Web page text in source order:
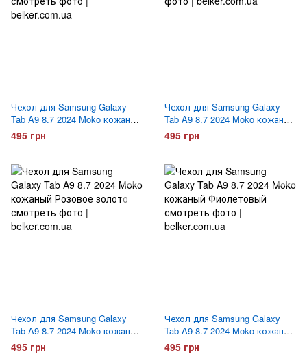
Чехол для Samsung Galaxy
Tab A9 8.7 2024 Moko кожаный
Салатовый
495 грн
Чехол для Samsung Galaxy
Tab A9 8.7 2024 Moko кожаный
Мятный
495 грн
Чехол для Samsung Galaxy
Tab A9 8.7 2024 Moko кожаный
Розовое золото
495 грн
Чехол для Samsung Galaxy
Tab A9 8.7 2024 Moko кожаный
Фиолетовый
495 грн